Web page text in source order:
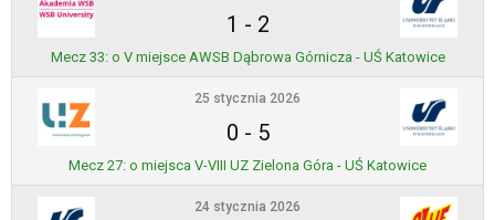
1 - 2
Mecz 33: o V miejsce AWSB Dąbrowa Górnicza - UŚ Katowice
25 stycznia 2026
0 - 5
Mecz 27: o miejsca V-VIII UZ Zielona Góra - UŚ Katowice
24 stycznia 2026